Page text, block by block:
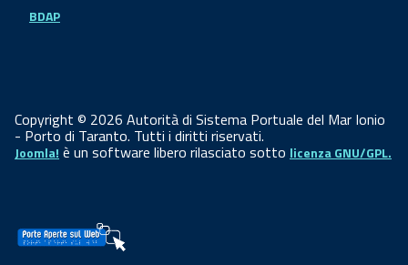
BDAP
Copyright © 2026 Autorità di Sistema Portuale del Mar Ionio
- Porto di Taranto. Tutti i diritti riservati.
Joomla! è un software libero rilasciato sotto licenza GNU/GPL.